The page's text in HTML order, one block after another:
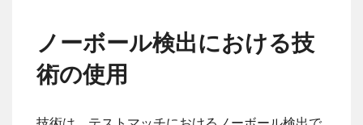
ノーボール検出における技
術の使用